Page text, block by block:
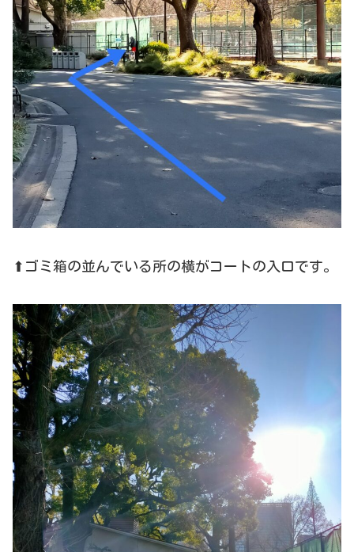
⬆ゴミ箱の並んでいる所の横がコートの入口です。